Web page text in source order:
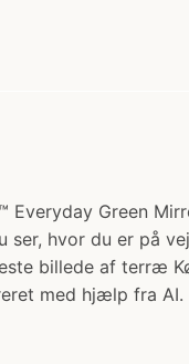
Everyday Green
hvor du er på
billede af terræ
med hjælp fra AI.